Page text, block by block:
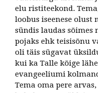
elu ristiteekond.
loobus iseenese
sündis laudas sõimes
pojaks ehk teisisõnu
oli täis sügavat
kui ka Talle kõige
evangeeliumi
Tema oma pere